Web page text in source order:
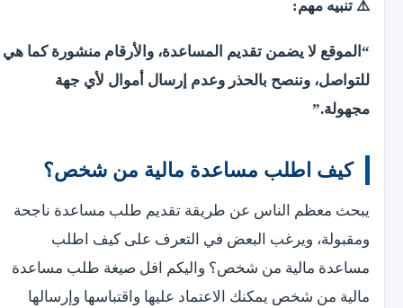
⚠️ تنبيه مهم:
“الموقع لا يضمن تقديم المساعدة، والأرقام منشورة كما هي
للتواصل، وننصح بالحذر وعدم إرسال أموال لأي جهة
مجهولة.”
كيف اطلب مساعدة مالية من شخص؟
يبحث معظم الناس عن طريقة تقديم طلب مساعدة ناجحة
ومقبولة، ويرغب البعض في التعرف على كيف اطلب
مساعدة مالية من شخص؟ واليكم افل صيغة طلب مساعدة
مالية من شخص يمكنك الاعتماد عليها واقتباسها وإرسالها